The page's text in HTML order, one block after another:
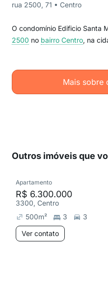
rua 2500, 71 • Centro
O condomínio Edificio Santa
2500 no bairro Centro, na
Mais sobre
Outros imóveis que
Apartamento
R$ 6.300.000
3300, Centro
500m² 3
3
Ver contato